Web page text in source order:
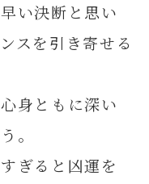
い決断と思い
スを引き寄せる
身ともに深い
。
ぎると凶運を